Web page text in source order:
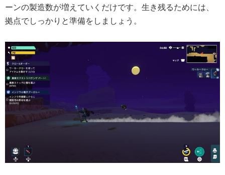
ーンの製造数が増えていくだけです。生き残るためには、
拠点でしっかりと準備をしましょう。